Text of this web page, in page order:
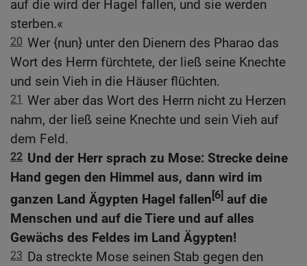
auf die wird der Hagel fallen, und sie werden
sterben.«
20 Wer {nun} unter den Dienern des Pharao das
Wort des Herrn fürchtete, der ließ seine Knechte
und sein Vieh in die Häuser flüchten.
21 Wer aber das Wort des Herrn nicht zu Herzen
nahm, der ließ seine Knechte und sein Vieh auf
dem Feld.
22 Und der Herr sprach zu Mose: Strecke deine
Hand gegen den Himmel aus, dann wird im
ganzen Land Ägypten Hagel fallen [6] auf die
Menschen und auf die Tiere und auf alles
Gewächs des Feldes im Land Ägypten!
23 Da streckte Mose seinen Stab gegen den